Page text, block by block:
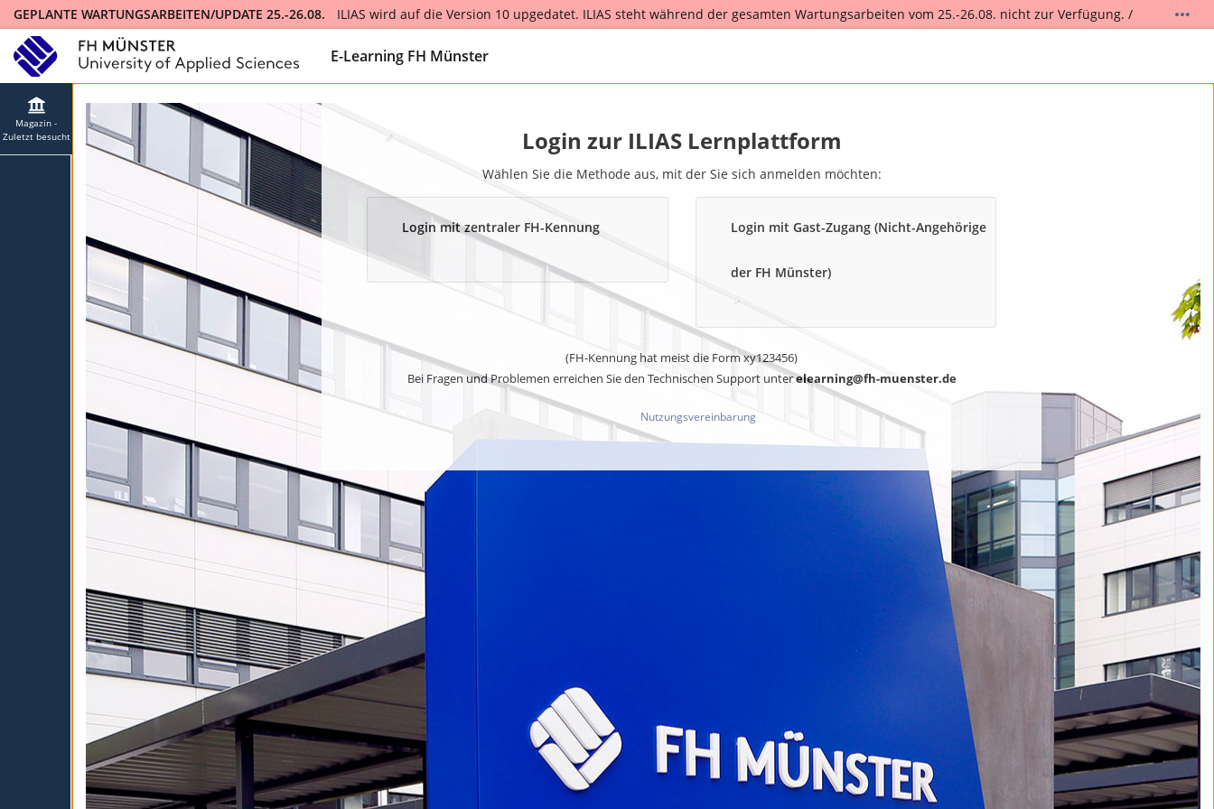
E-Learning FH Münster
GEPLANTE WARTUNGSARBEITEN/UPDATE 25.-26.08.
ILIAS wird auf die Version 10 upgedatet. ILIAS steht während der gesamten Wartungsarbeiten vom 25.-26.08. nicht zur Verfügung. /
ILIAS will be updated to version 10 and will not be available for the entire scheduled maintenance from August 25th to August 26th.
Magazin -
Zuletzt besucht
Login zur ILIAS Lernplattform
Wählen Sie die Methode aus, mit der Sie sich anmelden möchten:
Login mit zentraler FH-Kennung Login mit Gast-Zugang (Nicht-Angehörige
der FH Münster)
(FH-Kennung hat meist die Form xy123456)
Bei Fragen und Problemen erreichen Sie den Technischen Support unterelearning@fh-muenster.de
Nutzungsvereinbarung